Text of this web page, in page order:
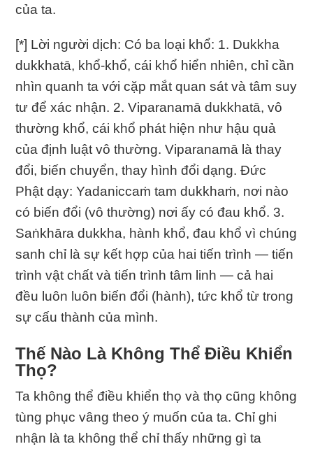
của ta.
[*] Lời người dịch: Có ba loại khổ: 1. Dukkha
dukkhatā, khổ-khổ, cái khổ hiển nhiên, chỉ cần
nhìn quanh ta với cặp mắt quan sát và tâm suy
tư để xác nhận. 2. Viparanamā dukkhatā, vô
thường khổ, cái khổ phát hiện như hậu quả
của định luật vô thường. Viparanamā là thay
đổi, biến chuyển, thay hình đổi dạng. Ðức
Phật dạy: Yadaniccaṁ tam dukkhaṁ, nơi nào
có biến đổi (vô thường) nơi ấy có đau khổ. 3.
Saṅkhāra dukkha, hành khổ, đau khổ vì chúng
sanh chỉ là sự kết hợp của hai tiến trình — tiến
trình vật chất và tiến trình tâm linh — cả hai
đều luôn luôn biến đổi (hành), tức khổ từ trong
sự cấu thành của mình.
Thế Nào Là Không Thể Ðiều Khiển
Thọ?
Ta không thể điều khiển thọ và thọ cũng không
tùng phục vâng theo ý muốn của ta. Chỉ ghi
nhận là ta không thể chỉ thấy những gì ta